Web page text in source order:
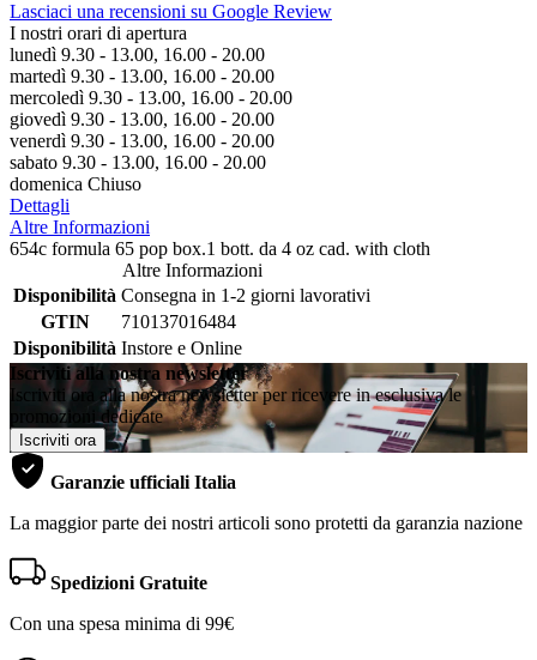
Lasciaci una recensioni su Google Review
I nostri orari di apertura
lunedì 9.30 - 13.00, 16.00 - 20.00
martedì 9.30 - 13.00, 16.00 - 20.00
mercoledì 9.30 - 13.00, 16.00 - 20.00
giovedì 9.30 - 13.00, 16.00 - 20.00
venerdì 9.30 - 13.00, 16.00 - 20.00
sabato 9.30 - 13.00, 16.00 - 20.00
domenica Chiuso
Dettagli
Altre Informazioni
654c formula 65 pop box.1 bott. da 4 oz cad. with cloth
Altre Informazioni
Disponibilità Consegna in 1-2 giorni lavorativi
GTIN
710137016484
Disponibilità Instore e Online
Iscriviti alla nostra newsletter
Iscriviti ora alla nostra newsletter per ricevere in esclusiva le
promozioni dedicate
Iscriviti ora
Garanzie ufficiali Italia
La maggior parte dei nostri articoli sono protetti da garanzia nazione
Spedizioni Gratuite
Con una spesa minima di 99€